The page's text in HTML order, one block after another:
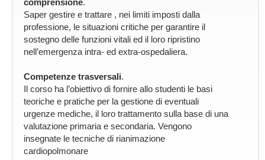
comprensione.
Saper gestire e trattare , nei limiti imposti dalla
professione, le situazioni critiche per garantire il
sostegno delle funzioni vitali ed il loro ripristino
nell’emergenza intra- ed extra-ospedaliera.
Competenze trasversali.
Il corso ha l’obiettivo di fornire allo studenti le basi
teoriche e pratiche per la gestione di eventuali
urgenze mediche, il loro trattamento sulla base di una
valutazione primaria e secondaria. Vengono
insegnate le tecniche di rianimazione
cardiopolmonare